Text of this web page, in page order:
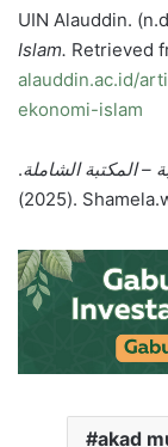
UIN Alauddin.
Islam. Retrieved
alauddin.ac.id/
ekonomi-islam
.
(2025).
akad